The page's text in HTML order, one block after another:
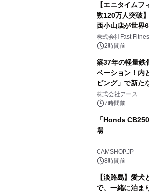
【エニタイムフ
数120万人突破
西小山店が世界
株式会社Fast
2時間前
築37年の軽量鉄
ベーション！内
ビング」で新た
事例を株式会社
株式会社アース
7時間前
「Honda
場
CAMSHOP.JP
8時間前
【淡路島】愛犬
で、一緒に泊ま